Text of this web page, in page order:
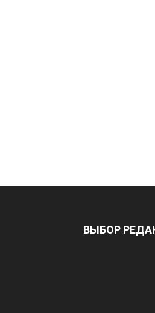
ВЫБОР